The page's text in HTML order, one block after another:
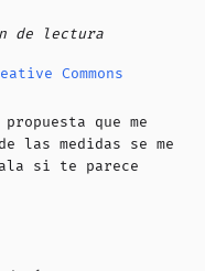
de lectura
Commons
que me
las medidas se me
si te parece